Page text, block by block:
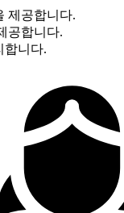
제공합니다.
공합니다.
합니다.